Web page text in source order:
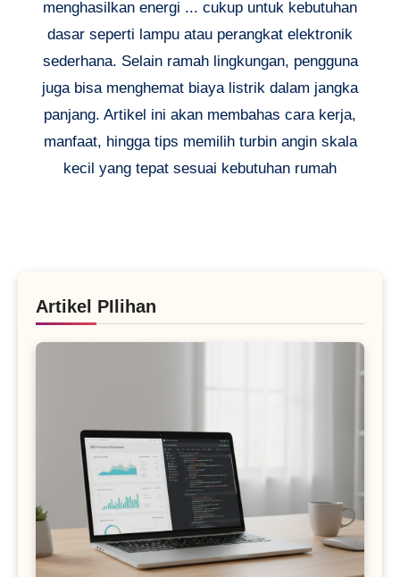
menghasilkan energi ... cukup untuk kebutuhan
dasar seperti lampu atau perangkat elektronik
sederhana. Selain ramah lingkungan, pengguna
juga bisa menghemat biaya listrik dalam jangka
panjang. Artikel ini akan membahas cara kerja,
manfaat, hingga tips memilih turbin angin skala
kecil yang tepat sesuai kebutuhan rumah
Artikel PIlihan